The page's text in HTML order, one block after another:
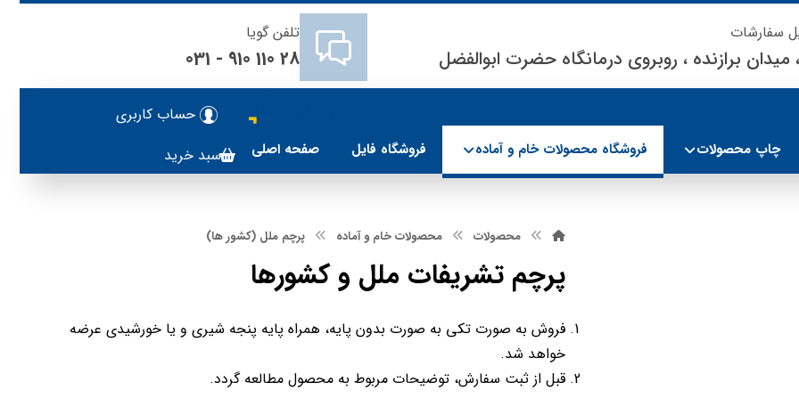
سفارشات
میدان برازنده ، روبروی درمانگاه حضرت ابوالفضل
تلفن گویا
28 110 910 - 031
صفحه اصلی فروشگاه فایل فروشگاه محصولات خام و آماده چاپ محصولات
حساب کاربری
سبد خرید
محصولات محصولات خام و آماده پرچم ملل (کشور ها)
پرچم تشریفات ملل و کشورها
فروش به صورت تکی به صورت بدون پایه، همراه پایه پنجه شیری و یا خورشیدی عرضه
خواهد شد.
قبل از ثبت سفارش، توضیحات مربوط به محصول مطالعه گردد.